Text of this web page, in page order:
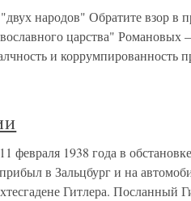
народов" Обратите взор в
царства" Романовых
и коррумпированность
1938 года в
в Зальцбург и на
Гитлера. Посланный